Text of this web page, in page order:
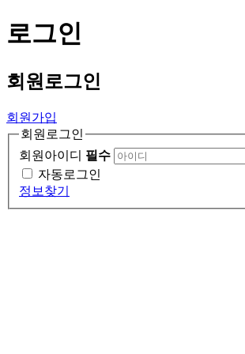
로그인
회원 로그인
회원가입
회원로그인
회원아이디 필수
자동로그인
정보찾기